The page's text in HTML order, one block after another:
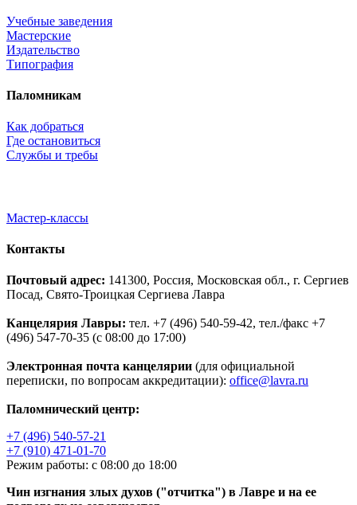
Учебные заведения
Мастерские
Издательство
Типография
Паломникам
Как добраться
Где остановиться
Службы и требы
Мастер-классы
Контакты
Почтовый адрес: 141300, Россия, Московская обл., г. Сергиев
Посад, Свято-Троицкая Сергиева Лавра
Канцелярия Лавры: тел. +7 (496) 540-59-42, тел./факс +7
(496) 547-70-35 (с 08:00 до 17:00)
Электронная почта канцелярии (для официальной
переписки, по вопросам аккредитации): office@lavra.ru
Паломнический центр:
+7 (496) 540-57-21
+7 (910) 471-01-70
Режим работы: с 08:00 до 18:00
Чин изгнания злых духов ("отчитка") в Лавре и на ее